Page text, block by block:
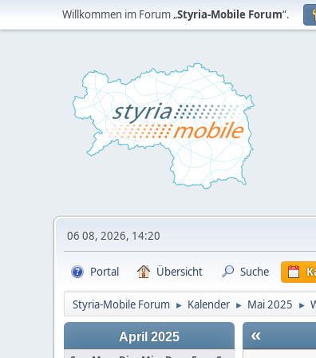
Willkommen im Forum „Styria-Mobile Forum“.
06 08, 2026, 14:20
Portal Übersicht Suche
Styria-Mobile Forum ► Kalender ► Mai 2025 ►
April 2025 «